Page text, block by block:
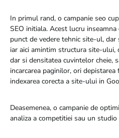
In primul rand, o campanie seo
SEO initiala. Acest lucru
punct de vedere tehnic site-ul,
iar aici amintim structura site-
dar si densitatea cuvintelor cheie,
incarcarea paginilor, ori
indexarea corecta a site-ului in
Deasemenea, o campanie de
analiza a competitiei sau un